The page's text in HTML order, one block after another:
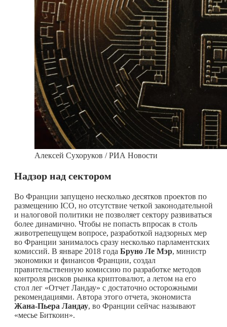
Алексей Сухоруков / РИА Новости
Надзор над сектором
Во Франции запущено несколько десятков проектов по
размещению ICO, но отсутствие четкой законодательной
и налоговой политики не позволяет сектору развиваться
более динамично. Чтобы не попасть впросак в столь
животрепещущем вопросе, разработкой надзорных мер
во Франции занималось сразу несколько парламентских
комиссий. В январе 2018 года Бруно Ле Мэр, министр
экономики и финансов Франции, создал
правительственную комиссию по разработке методов
контроля рисков рынка криптовалют, а летом на его
стол лег «Отчет Ландау» с достаточно осторожными
рекомендациями. Автора этого отчета, экономиста
Жана-Пьера Ландау, во Франции сейчас называют
«месье Биткоин».